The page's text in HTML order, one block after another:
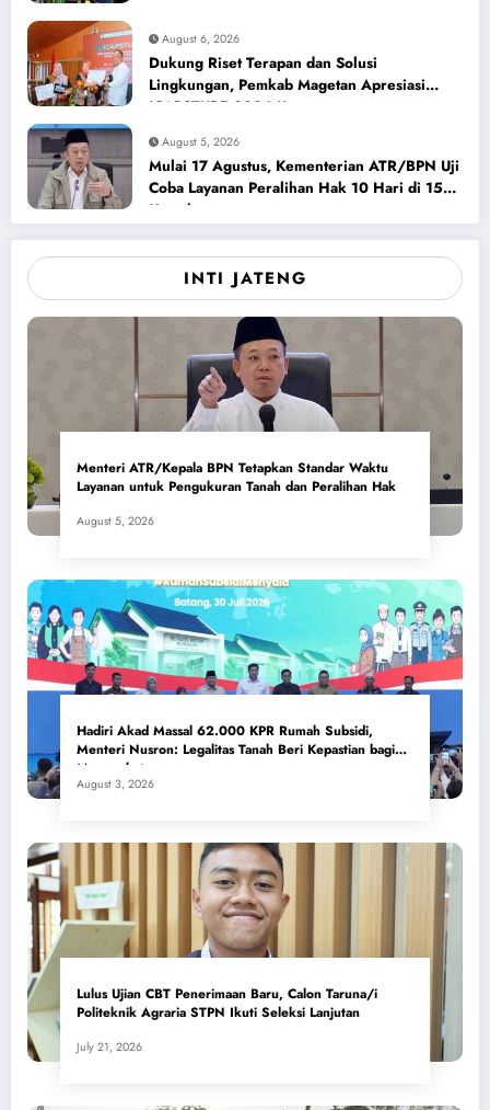
August 6, 2026
Dukung Riset Terapan dan Solusi
Lingkungan, Pemkab Magetan Apresiasi
ICAPSTURE 2026 Unesa
August 5, 2026
Mulai 17 Agustus, Kementerian ATR/BPN Uji
Coba Layanan Peralihan Hak 10 Hari di 15
Kantah
INTI JATENG
Menteri ATR/Kepala BPN Tetapkan Standar Waktu
Layanan untuk Pengukuran Tanah dan Peralihan Hak
August 5, 2026
Hadiri Akad Massal 62.000 KPR Rumah Subsidi,
Menteri Nusron: Legalitas Tanah Beri Kepastian bagi
Masyarakat
August 3, 2026
Lulus Ujian CBT Penerimaan Baru, Calon Taruna/i
Politeknik Agraria STPN Ikuti Seleksi Lanjutan
July 21, 2026